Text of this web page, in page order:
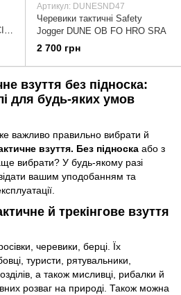
Артикул: DUNESND47
Черевики тактичні Safety
Jogger DUNE OB FO HRO SRA
2 700 грн
взуття без підноска:
для будь-яких умов
важливо правильно вибрати й
взуття. Без підноска або з
вибрати? У будь-якому разі
вашим уподобанням та
й трекінгове взуття
черевики, берці. Їх
туристи, рятувальники,
а також мисливці, рибалки й
розваг на природі. Також можна